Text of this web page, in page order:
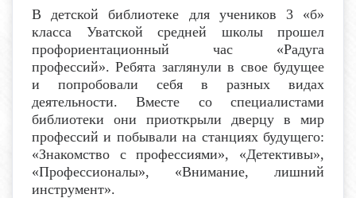
В детской библиотеке для учеников 3 «б»
класса Уватской средней школы прошел
профориентационный час «Радуга
профессий». Ребята заглянули в свое будущее
и попробовали себя в разных видах
деятельности. Вместе со специалистами
библиотеки они приоткрыли дверцу в мир
профессий и побывали на станциях будущего:
«Знакомство с профессиями», «Детективы»,
«Профессионалы», «Внимание, лишний
инструмент».